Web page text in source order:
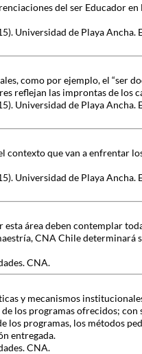
del ser Educador
Universidad de Playa
como por ejemplo, el “ser
reflejan las improntas de los
Universidad de Playa
que van a enfrentar
Universidad de Playa
área deben contemplar
CNA Chile determinará
CNA.
y mecanismos
los programas ofrecidos;
programas, los métodos
entregada.
CNA.